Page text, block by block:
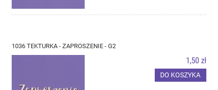
1036 TEKTURKA - ZAPROSZENIE - G2
1,50 zł
DO KOSZYKA